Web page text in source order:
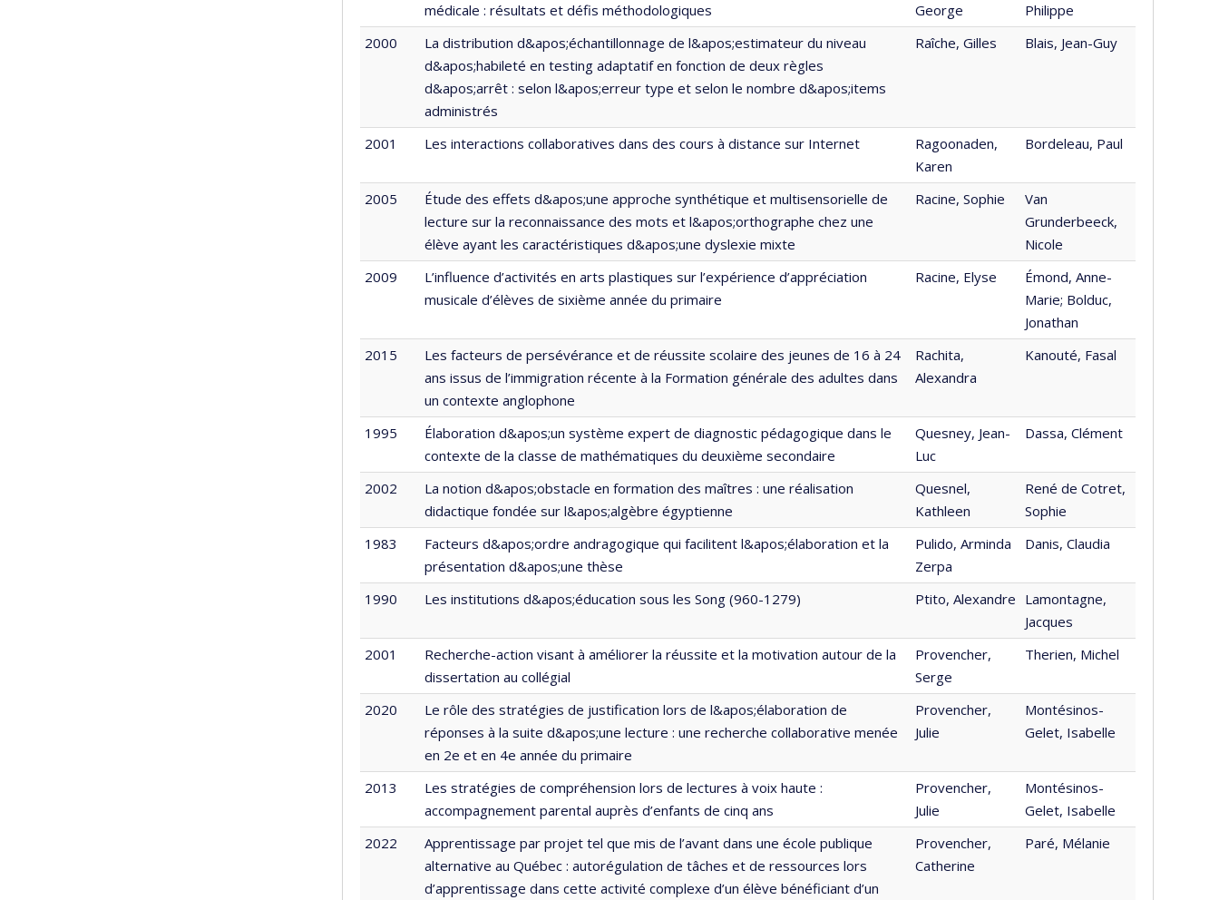
médicale : résultats et défis méthodologiques
George
Philippe
2000
La distribution d&apos;échantillonnage de l&apos;estimateur du niveau
d&apos;habileté en testing adaptatif en fonction de deux règles
d&apos;arrêt : selon l&apos;erreur type et selon le nombre d&apos;items
administrés
Raîche, Gilles Blais, Jean-Guy
2001 Les interactions collaboratives dans des cours à distance sur Internet
Ragoonaden,
Karen
Bordeleau, Paul
2005
Étude des effets d&apos;une approche synthétique et multisensorielle de
lecture sur la reconnaissance des mots et l&apos;orthographe chez une
élève ayant les caractéristiques d&apos;une dyslexie mixte
Racine, Sophie
Van
Grunderbeeck,
Nicole
2009
L’influence d’activités en arts plastiques sur l’expérience d’appréciation
musicale d’élèves de sixième année du primaire
Racine, Elyse
Émond, Anne-
Marie; Bolduc,
Jonathan
2015
Les facteurs de persévérance et de réussite scolaire des jeunes de 16 à 24
ans issus de l’immigration récente à la Formation générale des adultes dans
un contexte anglophone
Rachita,
Alexandra
Kanouté, Fasal
1995
Élaboration d&apos;un système expert de diagnostic pédagogique dans le
contexte de la classe de mathématiques du deuxième secondaire
Quesney, Jean-
Luc
Dassa, Clément
2002
La notion d&apos;obstacle en formation des maîtres : une réalisation
didactique fondée sur l&apos;algèbre égyptienne
Quesnel,
Kathleen
René de Cotret,
Sophie
1983
Facteurs d&apos;ordre andragogique qui facilitent l&apos;élaboration et la
présentation d&apos;une thèse
Pulido, Arminda
Zerpa
Danis, Claudia
1990 Les institutions d&apos;éducation sous les Song (960-1279) Ptito, Alexandre Lamontagne,
Jacques
2001
Recherche-action visant à améliorer la réussite et la motivation autour de la
dissertation au collégial
Provencher,
Serge
Therien, Michel
2020
Le rôle des stratégies de justification lors de l&apos;élaboration de
réponses à la suite d&apos;une lecture : une recherche collaborative menée
en 2e et en 4e année du primaire
Provencher,
Julie
Montésinos-
Gelet, Isabelle
2013
Les stratégies de compréhension lors de lectures à voix haute :
accompagnement parental auprès d’enfants de cinq ans
Provencher,
Julie
Montésinos-
Gelet, Isabelle
2022
Apprentissage par projet tel que mis de l’avant dans une école publique
alternative au Québec : autorégulation de tâches et de ressources lors
d’apprentissage dans cette activité complexe d’un élève bénéficiant d’un
Provencher,
Catherine
Paré, Mélanie